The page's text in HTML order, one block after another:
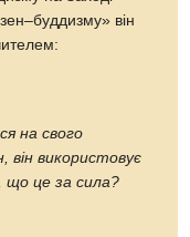
він
на свого
він використовує
що це за сила?